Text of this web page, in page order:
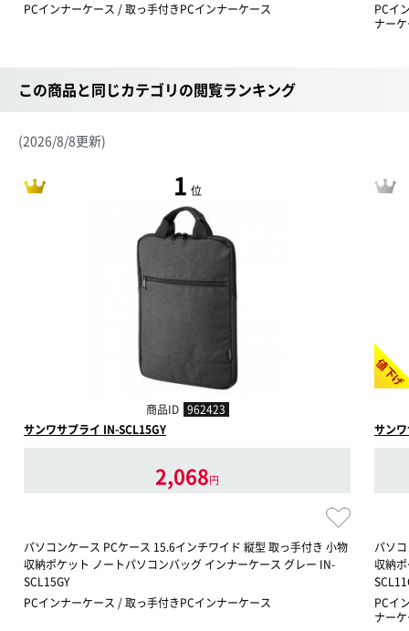
PCインナーケース / 取っ手付きPCインナーケース
PCイ
ナー
この商品と同じカテゴリの閲覧ランキング
(2026/8/8更新)
1 位
商品ID 962423
サンワサプライ IN-SCL15GY
2,068円
パソコンケース PCケース 15.6インチワイド 縦型 取っ手付き 小物
収納ポケット ノートパソコンバッグ インナーケース グレー IN-
SCL15GY
PCインナーケース / 取っ手付きPCインナーケース
値下げ
サン
パソ
収納
PCイ
ナー